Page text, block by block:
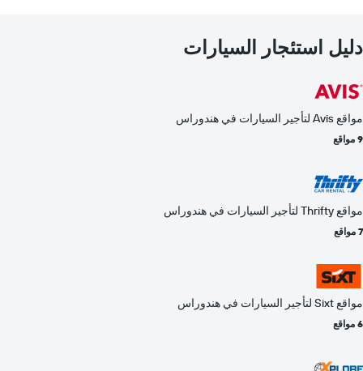
دليل استئجار السيارات
مواقع Avis لتأجير السيارات في هندوراس
9 مواقع
مواقع Thrifty لتأجير السيارات في هندوراس
7 مواقع
مواقع Sixt لتأجير السيارات في هندوراس
6 مواقع